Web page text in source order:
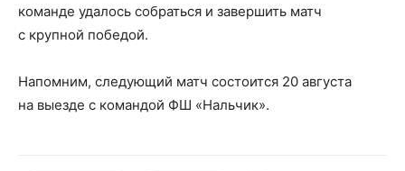
команде удалось собраться и завершить матч
с крупной победой.
Напомним, следующий матч состоится 20 августа
на выезде с командой ФШ «Нальчик».